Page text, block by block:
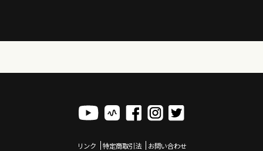
https://www.youtube.com/channel/
ガズレレのアプリ「ガズレシピ」
https://gazzlele.com/gazzrecipe/
ガズレレスタイルでピアノを演奏！？ガズピアノYouTube
リンク 特定商取引法 お問い合わせ